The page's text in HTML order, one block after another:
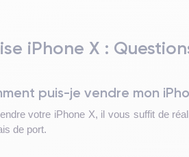
iPhone X :
puis-je vendre mon
votre iPhone X, il vous suffit de
de port.